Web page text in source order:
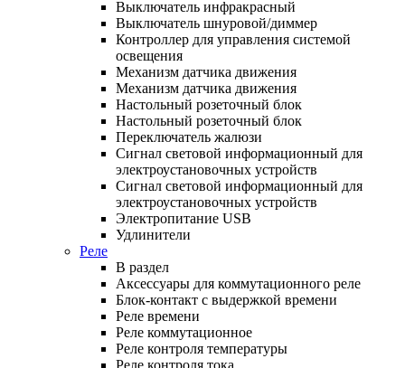
Выключатель инфракрасный
Выключатель шнуровой/диммер
Контроллер для управления системой
освещения
Механизм датчика движения
Механизм датчика движения
Настольный розеточный блок
Настольный розеточный блок
Переключатель жалюзи
Сигнал световой информационный для
электроустановочных устройств
Сигнал световой информационный для
электроустановочных устройств
Электропитание USB
Удлинители
Реле
В раздел
Аксессуары для коммутационного реле
Блок-контакт с выдержкой времени
Реле времени
Реле коммутационное
Реле контроля температуры
Реле контроля тока